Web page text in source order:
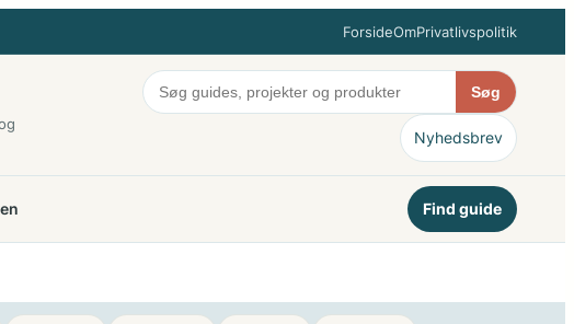
ForsideOmPrivatlivspolitik
Søg
Nyhedsbrev
Find guide